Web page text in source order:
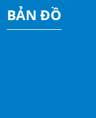
BẢN ĐỒ